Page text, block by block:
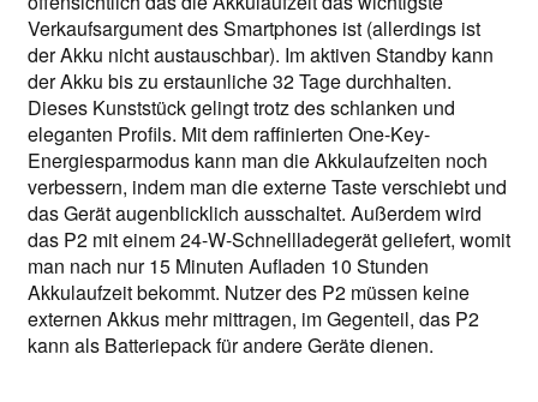
Verkaufsargument des Smartphones ist (allerdings ist
der Akku nicht austauschbar). Im aktiven Standby kann
der Akku bis zu erstaunliche 32 Tage durchhalten.
Dieses Kunststück gelingt trotz des schlanken und
eleganten Profils. Mit dem raffinierten One-Key-
Energiesparmodus kann man die Akkulaufzeiten noch
verbessern, indem man die externe Taste verschiebt und
das Gerät augenblicklich ausschaltet. Außerdem wird
das P2 mit einem 24-W-Schnellladegerät geliefert, womit
man nach nur 15 Minuten Aufladen 10 Stunden
Akkulaufzeit bekommt. Nutzer des P2 müssen keine
externen Akkus mehr mittragen, im Gegenteil, das P2
kann als Batteriepack für andere Geräte dienen.